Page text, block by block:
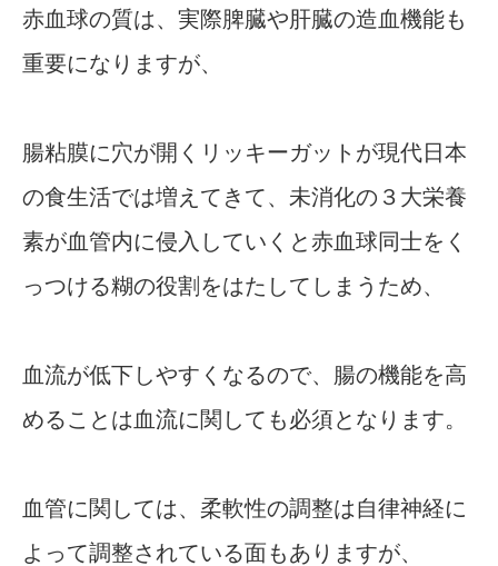
赤血球の質は、実際脾臓や肝臓の造血機能も
重要になりますが、
腸粘膜に穴が開くリッキーガットが現代日本
の食生活では増えてきて、未消化の３大栄養
素が血管内に侵入していくと赤血球同士をく
っつける糊の役割をはたしてしまうため、
血流が低下しやすくなるので、腸の機能を高
めることは血流に関しても必須となります。
血管に関しては、柔軟性の調整は自律神経に
よって調整されている面もありますが、